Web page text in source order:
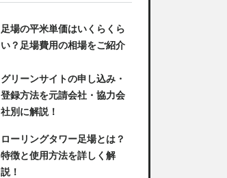
足場の平米単価はいくらくら
い？足場費用の相場をご紹介
グリーンサイトの申し込み・
登録方法を元請会社・協力会
社別に解説！
ローリングタワー足場とは？
特徴と使用方法を詳しく解
説！